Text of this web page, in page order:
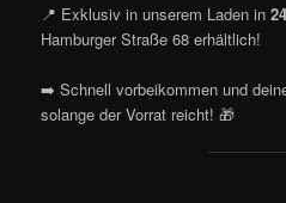
📍 Exklusiv in unserem Laden in
Hamburger Straße 68 erhältlich!
➡️ Schnell vorbeikommen und
solange der Vorrat reicht! 🎁